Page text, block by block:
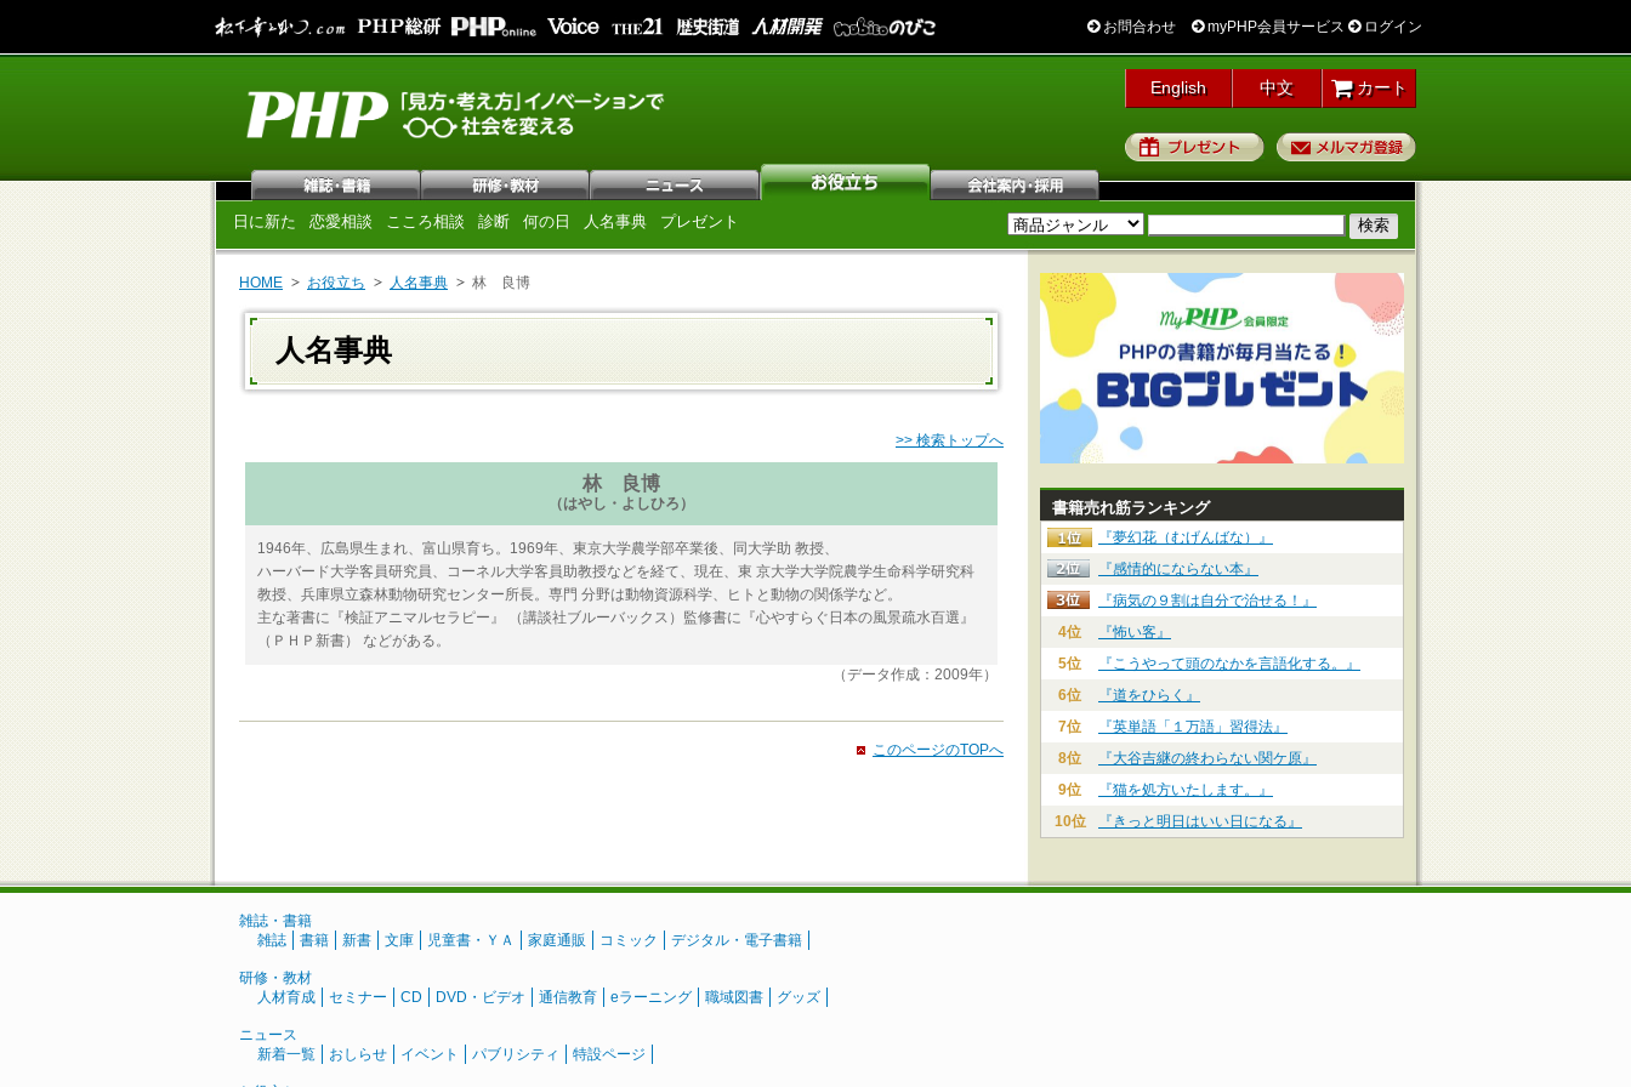
お問合わせ myPHP会員サービス ログイン
English 中文 カート
プレゼント
日に新た 恋愛相談 こころ相談 診断 何の日 人名事典 プレゼント
HOME お役立ち 人名事典 林 良博
人名事典
>> 検索トップへ
林 良博
（はやし・よしひろ）
1946年、広島県生まれ、富山県育ち。1969年、東京大学農学部卒業後、同大学助 教授、
ハーバード大学客員研究員、コーネル大学客員助教授などを経て、現在、東 京大学大学院農学生命科学研究科
教授、兵庫県立森林動物研究センター所長。専門 分野は動物資源科学、ヒトと動物の関係学など。
主な著書に『検証アニマルセラピー』 （講談社ブルーバックス）監修書に『心やすらぐ日本の風景疏水百選』
（ＰＨＰ新書） などがある。
（データ作成：2009年）
このページのTOPへ
書籍売れ筋ランキング
『夢幻花（むげんばな）』
『感情的にならない本』
『病気の９割は自分で治せる！』
4位
『怖い客』
5位
『こうやって頭のなかを言語化する。』
6位
『道をひらく』
7位
『英単語「１万語」習得法』
8位
『大谷吉継の終わらない関ケ原』
9位
『猫を処方いたします。』
10位
『きっと明日はいい日になる』
雑誌・書籍
雑誌
書籍 新書 文庫 児童書・ＹＡ 家庭通販 コミック デジタル・電子書籍
研修・教材
人材育成
セミナー CD DVD・ビデオ 通信教育 eラーニング 職域図書 グッズ
ニュース
新着一覧
おしらせ イベント パブリシティ 特設ページ